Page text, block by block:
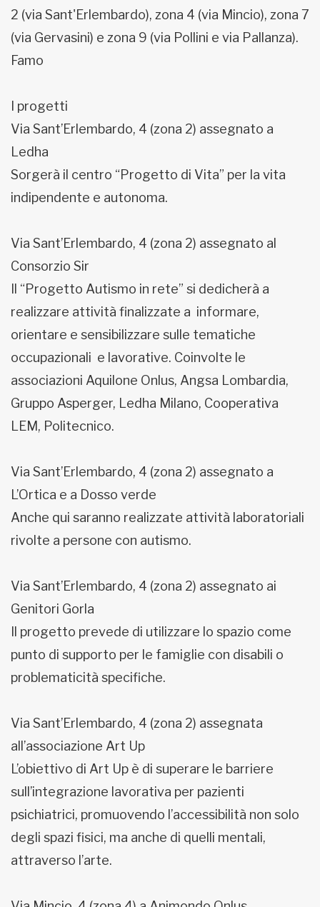
2 (via Sant'Erlembardo), zona 4 (via Mincio), zona 7
(via Gervasini) e zona 9 (via Pollini e via Pallanza).
Famo
I progetti
Via Sant’Erlembardo, 4 (zona 2) assegnato a
Ledha
Sorgerà il centro “Progetto di Vita” per la vita
indipendente e autonoma.
Via Sant’Erlembardo, 4 (zona 2) assegnato al
Consorzio Sir
Il “Progetto Autismo in rete” si dedicherà a
realizzare attività finalizzate a informare,
orientare e sensibilizzare sulle tematiche
occupazionali e lavorative. Coinvolte le
associazioni Aquilone Onlus, Angsa Lombardia,
Gruppo Asperger, Ledha Milano, Cooperativa
LEM, Politecnico.
Via Sant’Erlembardo, 4 (zona 2) assegnato a
L’Ortica e a Dosso verde
Anche qui saranno realizzate attività laboratoriali
rivolte a persone con autismo.
Via Sant’Erlembardo, 4 (zona 2) assegnato ai
Genitori Gorla
Il progetto prevede di utilizzare lo spazio come
punto di supporto per le famiglie con disabili o
problematicità specifiche.
Via Sant’Erlembardo, 4 (zona 2) assegnata
all’associazione Art Up
L’obiettivo di Art Up è di superare le barriere
sull’integrazione lavorativa per pazienti
psichiatrici, promuovendo l’accessibilità non solo
degli spazi fisici, ma anche di quelli mentali,
attraverso l’arte.